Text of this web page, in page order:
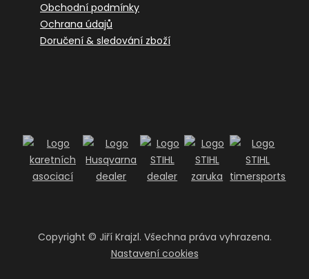
Obchodní podmínky
Ochrana údajů
Doručení & sledování zboží
Copyright © Jiří Krajzl. Všechna práva vyhrazena.
Nastavení cookies